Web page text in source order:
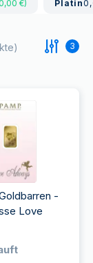
€) Platin
3
-
Love